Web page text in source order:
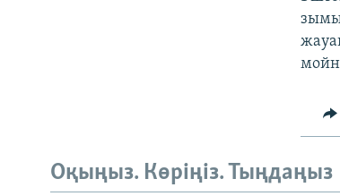
Оқыңыз. Көріңіз. Тыңдаңыз